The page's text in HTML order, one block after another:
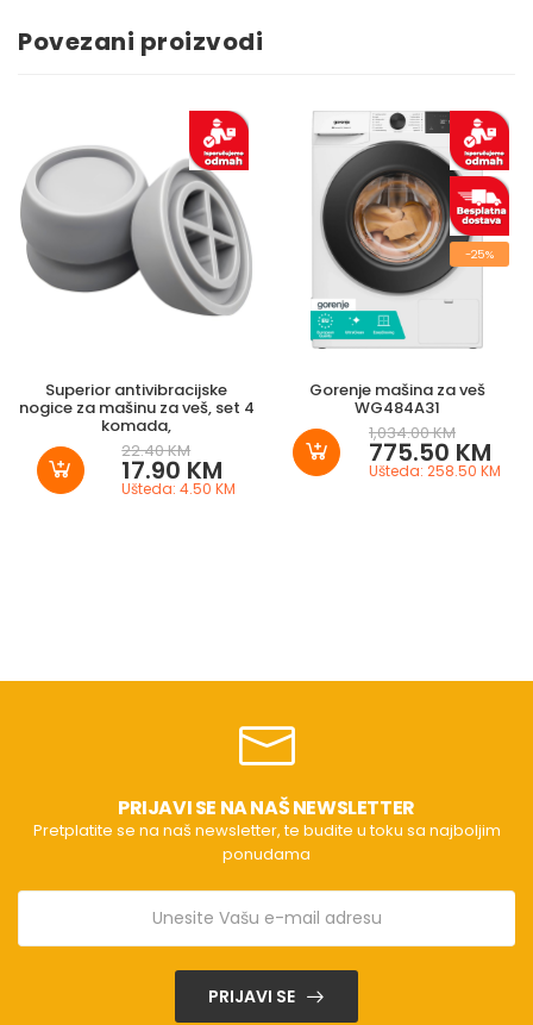
Povezani proizvodi
Superior antivibracijske
nogice za mašinu za veš, set 4
komada,
22.40 KM
17.90 KM
Ušteda: 4.50 KM
-25%
Gorenje mašina za veš
WG484A31
1,034.00 KM
775.50 KM
Ušteda: 258.50 KM
PRIJAVI SE NA NAŠ NEWSLETTER
Pretplatite se na naš newsletter, te budite u toku sa najboljim
ponudama
PRIJAVI SE